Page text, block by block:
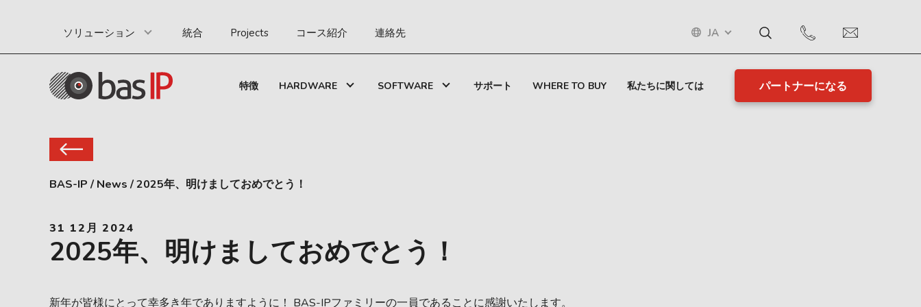
ソリューション 統合 Projects コース紹介 連絡先 JA
特徴 HARDWARE SOFTWARE サポート WHERE TO BUY 私たちに関しては パートナーになる
BAS-IP / News /2025年、明けましておめでとう！
31 12月 2024
2025年、明けましておめでとう！
新年が皆様にとって幸多き年でありますように！ BAS-IPファミリーの一員であることに感謝いたします。